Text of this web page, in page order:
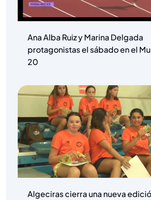
Ana Alba Ruiz y Marina Delgada
protagonistas el sábado en el
20
Algeciras cierra una nueva